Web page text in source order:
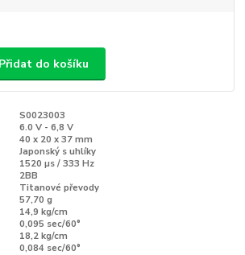
Přidat do košíku
S0023003
6.0 V - 6,8 V
40 x 20 x 37 mm
Japonský s uhlíky
1520 µs / 333 Hz
2BB
Titanové převody
57,70 g
14,9 kg/cm
0,095 sec/60°
18,2 kg/cm
0,084 sec/60°